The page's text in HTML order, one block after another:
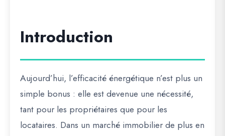
Introduction
Aujourd’hui, l’efficacité énergétique n’est plus un
simple bonus : elle est devenue une nécessité,
tant pour les propriétaires que pour les
locataires. Dans un marché immobilier de plus en